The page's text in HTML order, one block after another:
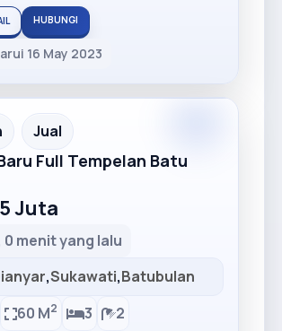
HUBUNGI
16 May 2023
Jual
Full Tempelan Batu
Juta
0 menit yang lalu
,Sukawati,Batubulan
60 M2 3 2